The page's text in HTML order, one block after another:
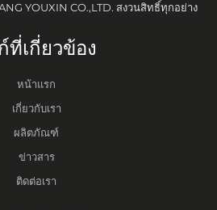
YOUXIN CO.,LTD. สงวนสิทธิ์ทุกอย่าง
ที่เกี่ยวข้อง
หน้าแรก
เกี่ยวกับเรา
ผลิตภัณฑ์
ข่าวสาร
ติดต่อเรา